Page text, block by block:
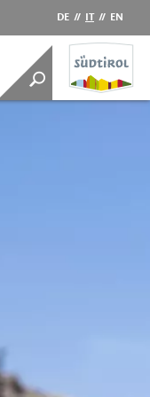
DE // IT // EN